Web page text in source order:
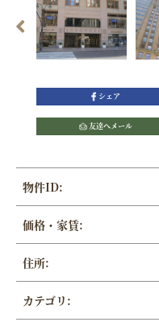
シェア
友達へメール
物件ID:
価格・家賃:
住所:
カテゴリ: